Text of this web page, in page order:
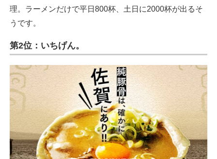
理。ラーメンだけで平日800杯、土日に2000杯が出るそ
うです。
第2位：いちげん。